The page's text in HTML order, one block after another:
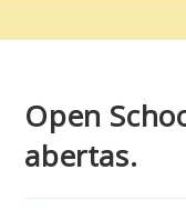
Open
abertas.